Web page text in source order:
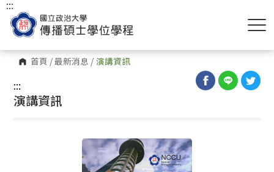
首頁 /最新消息 / 演講資訊
:::
:::
演講資訊